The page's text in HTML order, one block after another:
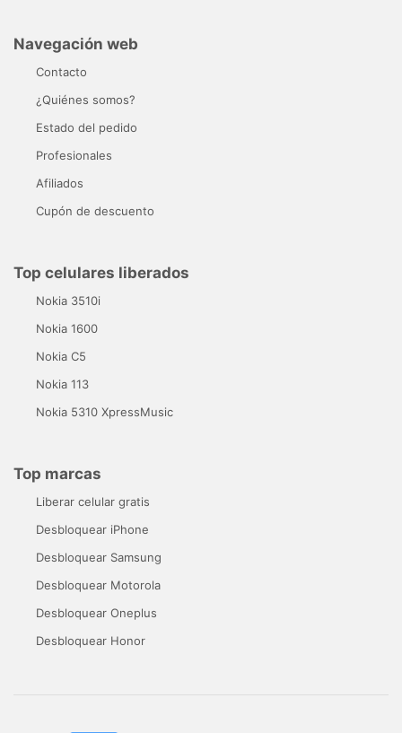
Navegación web
Contacto
¿Quiénes somos?
Estado del pedido
Profesionales
Afiliados
Cupón de descuento
Top celulares liberados
Nokia 3510i
Nokia 1600
Nokia C5
Nokia 113
Nokia 5310 XpressMusic
Top marcas
Liberar celular gratis
Desbloquear iPhone
Desbloquear Samsung
Desbloquear Motorola
Desbloquear Oneplus
Desbloquear Honor